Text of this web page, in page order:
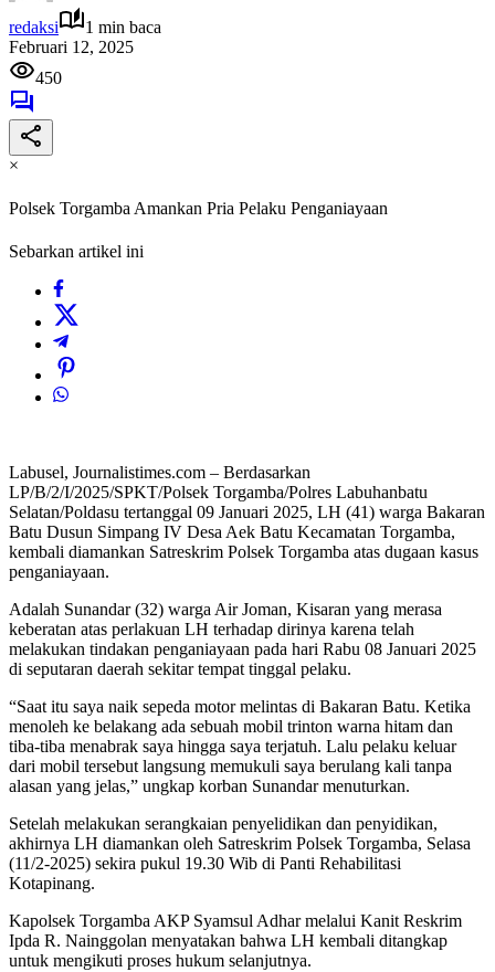
redaksi
1 min baca
Februari 12, 2025
450
×
Polsek Torgamba Amankan Pria Pelaku Penganiayaan
Sebarkan artikel ini
Labusel, Journalistimes.com – Berdasarkan
LP/B/2/I/2025/SPKT/Polsek Torgamba/Polres Labuhanbatu
Selatan/Poldasu tertanggal 09 Januari 2025, LH (41) warga Bakaran
Batu Dusun Simpang IV Desa Aek Batu Kecamatan Torgamba,
kembali diamankan Satreskrim Polsek Torgamba atas dugaan kasus
penganiayaan.
Adalah Sunandar (32) warga Air Joman, Kisaran yang merasa
keberatan atas perlakuan LH terhadap dirinya karena telah
melakukan tindakan penganiayaan pada hari Rabu 08 Januari 2025
di seputaran daerah sekitar tempat tinggal pelaku.
“Saat itu saya naik sepeda motor melintas di Bakaran Batu. Ketika
menoleh ke belakang ada sebuah mobil trinton warna hitam dan
tiba-tiba menabrak saya hingga saya terjatuh. Lalu pelaku keluar
dari mobil tersebut langsung memukuli saya berulang kali tanpa
alasan yang jelas,” ungkap korban Sunandar menuturkan.
Setelah melakukan serangkaian penyelidikan dan penyidikan,
akhirnya LH diamankan oleh Satreskrim Polsek Torgamba, Selasa
(11/2-2025) sekira pukul 19.30 Wib di Panti Rehabilitasi
Kotapinang.
Kapolsek Torgamba AKP Syamsul Adhar melalui Kanit Reskrim
Ipda R. Nainggolan menyatakan bahwa LH kembali ditangkap
untuk mengikuti proses hukum selanjutnya.